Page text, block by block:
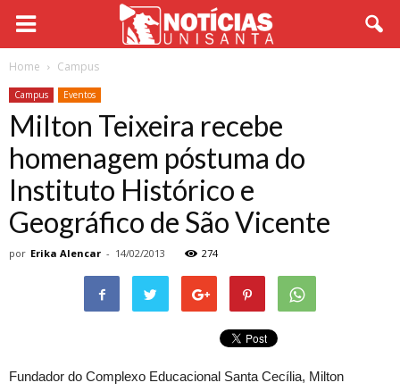
Home Campus
Campus Eventos
Milton Teixeira recebe
homenagem póstuma do
Instituto Histórico e
Geográfico de São Vicente
por Erika Alencar - 14/02/2013 274
Fundador do Complexo Educacional Santa Cecília, Milton